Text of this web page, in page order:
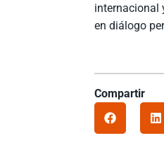
internacional
en diálogo
Compartir